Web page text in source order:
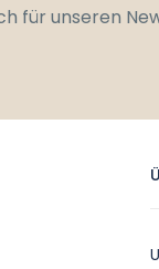
für unseren